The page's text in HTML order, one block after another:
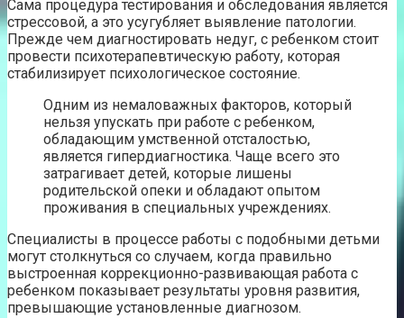
Сама процедура тестирования и обследования является
стрессовой, а это усугубляет выявление патологии.
Прежде чем диагностировать недуг, с ребенком стоит
провести психотерапевтическую работу, которая
стабилизирует психологическое состояние.
Одним из немаловажных факторов, который
нельзя упускать при работе с ребенком,
обладающим умственной отсталостью,
является гипердиагностика. Чаще всего это
затрагивает детей, которые лишены
родительской опеки и обладают опытом
проживания в специальных учреждениях.
Специалисты в процессе работы с подобными детьми
могут столкнуться со случаем, когда правильно
выстроенная коррекционно-развивающая работа с
ребенком показывает результаты уровня развития,
превышающие установленные диагнозом.